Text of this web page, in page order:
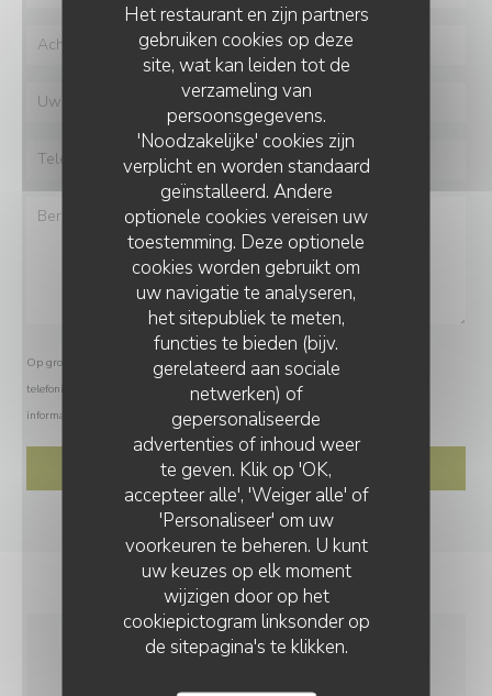
Het restaurant en zijn partners
gebruiken cookies op deze
site, wat kan leiden tot de
verzameling van
persoonsgegevens.
'Noodzakelijke' cookies zijn
verplicht en worden standaard
geïnstalleerd. Andere
optionele cookies vereisen uw
toestemming. Deze optionele
cookies worden gebruikt om
uw navigatie te analyseren,
het sitepubliek te meten,
functies te bieden (bijv.
gerelateerd aan sociale
netwerken) of
gepersonaliseerde
advertenties of inhoud weer
te geven. Klik op 'OK,
accepteer alle', 'Weiger alle' of
'Personaliseer' om uw
voorkeuren te beheren. U kunt
uw keuzes op elk moment
wijzigen door op het
cookiepictogram linksonder op
de sitepagina's te klikken.
Op grond van de privacywetgeving heeft u het recht om u af te melden voor
telefonische marketing via het Bel-me-niet Register:bel-me-niet.nl
informatie over hoe wij uw gegevens verwerken, zie onsprivacybeleid